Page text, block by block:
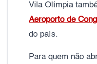
Vila Olímpia
Aeroporto de
do país.
Para quem não